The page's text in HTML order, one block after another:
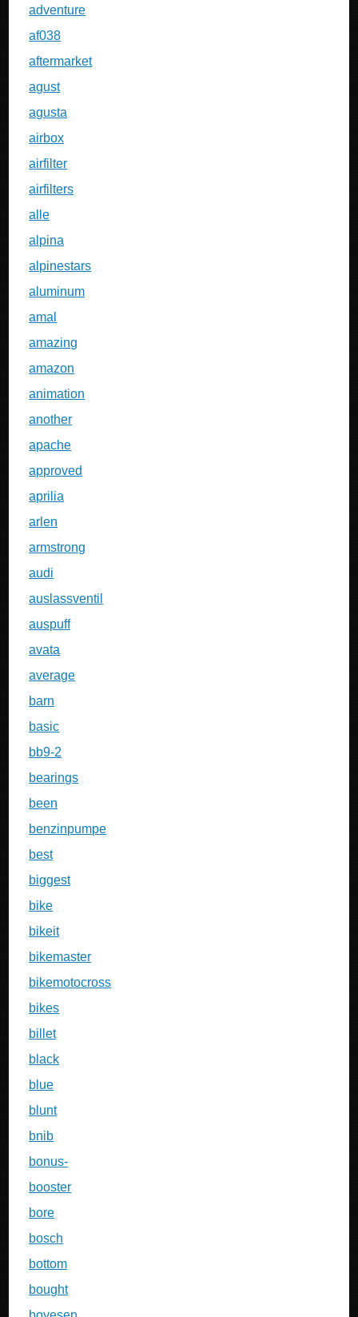
adventure
af038
aftermarket
agust
agusta
airbox
airfilter
airfilters
alle
alpina
alpinestars
aluminum
amal
amazing
amazon
animation
another
apache
approved
aprilia
arlen
armstrong
audi
auslassventil
auspuff
avata
average
barn
basic
bb9-2
bearings
been
benzinpumpe
best
biggest
bike
bikeit
bikemaster
bikemotocross
bikes
billet
black
blue
blunt
bnib
bonus-
booster
bore
bosch
bottom
bought